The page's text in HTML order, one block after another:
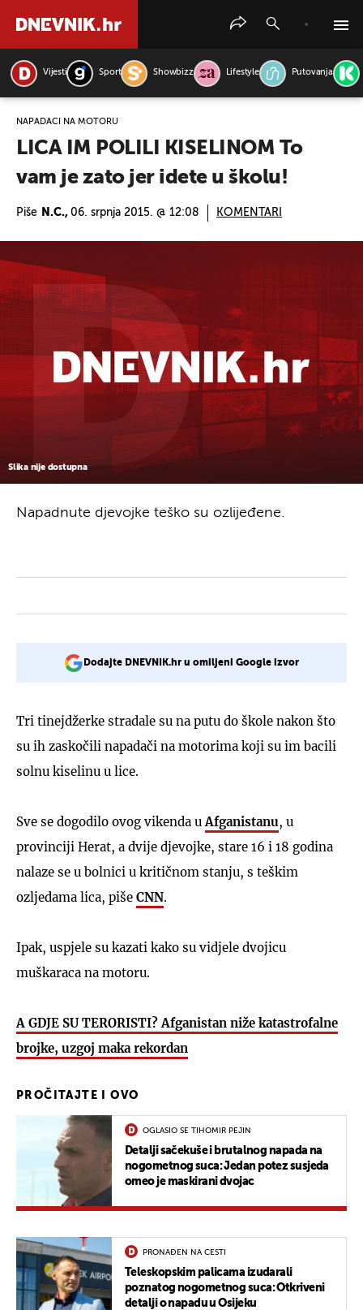
Vijesti Sport Showbizz Lifestyle Putovanja
NAPADAČI NA MOTORU
LICA IM POLILI KISELINOM To
vam je zato jer idete u školu!
Piše N.C., 06. srpnja 2015. @ 12:08 KOMENTARI
Slika nije dostupna
Napadnute djevojke teško su ozlijeđene.
Dodajte DNEVNIK.hr u omiljeni Google izvor
Tri tinejdžerke stradale su na putu do škole nakon što
su ih zaskočili napadači na motorima koji su im bacili
solnu kiselinu u lice.
Sve se dogodilo ovog vikenda u Afganistanu, u
provinciji Herat, a dvije djevojke, stare 16 i 18 godina
nalaze se u bolnici u kritičnom stanju, s teškim
ozljedama lica, piše CNN.
Ipak, uspjele su kazati kako su vidjele dvojicu
muškaraca na motoru.
A GDJE SU TERORISTI? Afganistan niže katastrofalne
brojke, uzgoj maka rekordan
PROČITAJTE I OVO
OGLASIO SE TIHOMIR PEJIN
Detalji sačekuše i brutalnog napada na
nogometnog suca: Jedan potez susjeda
omeo je maskirani dvojac
PRONAĐEN NA CESTI
Teleskopskim palicama izudarali
poznatog nogometnog suca: Otkriveni
detalji o napadu u Osijeku
PRETRAŽITE VIJESTI